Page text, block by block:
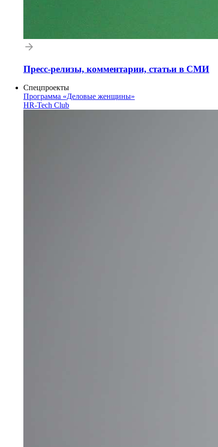
Пресс-релизы, комментарии, статьи в СМИ
Спецпроекты
Программа «Деловые женщины»
HR-Tech Club